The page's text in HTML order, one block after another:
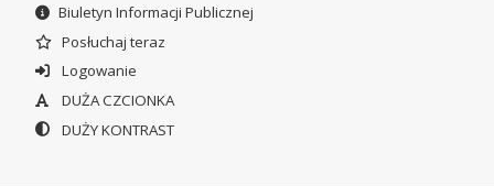
Biuletyn Informacji Publicznej
Posłuchaj teraz
Logowanie
DUŻA CZCIONKA
DUŻY KONTRAST